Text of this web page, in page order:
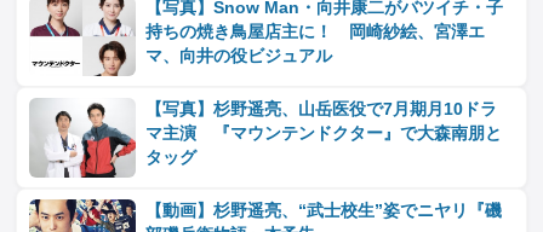
【写真】Snow Man・向井康二がバツイチ・子
持ちの焼き鳥屋店主に！ 岡崎紗絵、宮澤エ
マ、向井の役ビジュアル
【写真】杉野遥亮、山岳医役で7月期月10ドラ
マ主演 『マウンテンドクター』で大森南朋と
タッグ
【動画】杉野遥亮、“武士校生”姿でニヤリ『磯